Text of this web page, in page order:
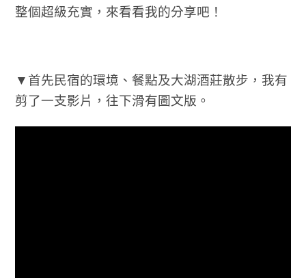
整個超級充實，來看看我的分享吧！
▼首先民宿的環境、餐點及大湖酒莊散步，我有
剪了一支影片，往下滑有圖文版。